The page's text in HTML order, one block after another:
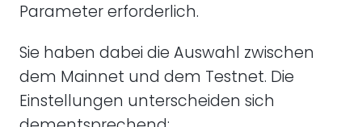
Parameter erforderlich.
Sie haben dabei die Auswahl zwischen
dem Mainnet und dem Testnet. Die
Einstellungen unterscheiden sich